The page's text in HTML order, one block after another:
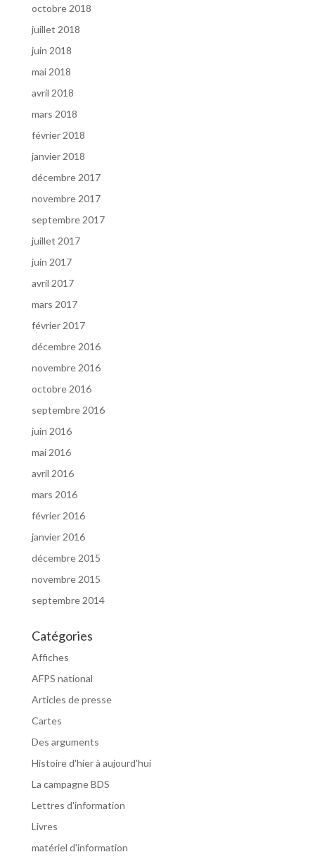
octobre 2018
juillet 2018
juin 2018
mai 2018
avril 2018
mars 2018
février 2018
janvier 2018
décembre 2017
novembre 2017
septembre 2017
juillet 2017
juin 2017
avril 2017
mars 2017
février 2017
décembre 2016
novembre 2016
octobre 2016
septembre 2016
juin 2016
mai 2016
avril 2016
mars 2016
février 2016
janvier 2016
décembre 2015
novembre 2015
septembre 2014
Catégories
Affiches
AFPS national
Articles de presse
Cartes
Des arguments
Histoire d'hier à aujourd'hui
La campagne BDS
Lettres d'information
Livres
matériel d'information